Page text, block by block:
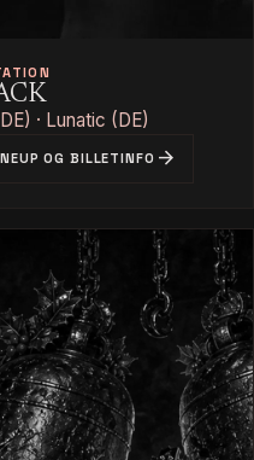
· Lunatic (DE)
OG BILLETINFO arrow_forward